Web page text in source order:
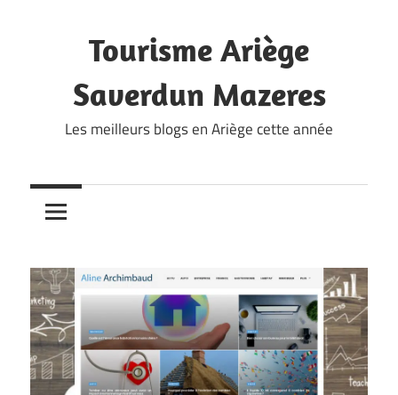
Tourisme Ariège
Saverdun Mazeres
Les meilleurs blogs en Ariège cette année